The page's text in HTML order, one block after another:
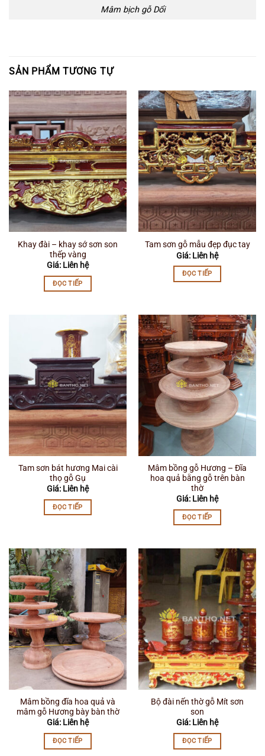
Mâm bịch gỗ Dổi
SẢN PHẨM TƯƠNG TỰ
Khay đài – khay sớ sơn son
thếp vàng
Giá: Liên hệ
ĐỌC TIẾP
Tam sơn gỗ mẫu đẹp đục tay
Giá: Liên hệ
ĐỌC TIẾP
Tam sơn bát hương Mai cài
thọ gỗ Gụ
Giá: Liên hệ
ĐỌC TIẾP
Mâm bồng gỗ Hương – Đĩa
hoa quả bằng gỗ trên bàn
thờ
Giá: Liên hệ
ĐỌC TIẾP
Mâm bồng đĩa hoa quả và
mâm gỗ Hương bày bàn thờ
Giá: Liên hệ
ĐỌC TIẾP
Bộ đài nến thờ gỗ Mít sơn
son
Giá: Liên hệ
ĐỌC TIẾP